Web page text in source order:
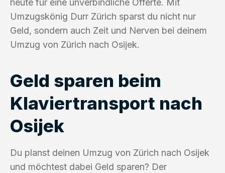
heute für eine unverbindliche Offerte. Mit
Umzugskönig Durr Zürich sparst du nicht nur
Geld, sondern auch Zeit und Nerven bei deinem
Umzug von Zürich nach Osijek.
Geld sparen beim
Klaviertransport nach
Osijek
Du planst deinen Umzug von Zürich nach Osijek
und möchtest dabei Geld sparen? Der